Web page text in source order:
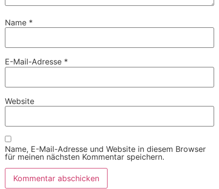
Name *
E-Mail-Adresse *
Website
Name, E-Mail-Adresse und Website in diesem Browser
für meinen nächsten Kommentar speichern.